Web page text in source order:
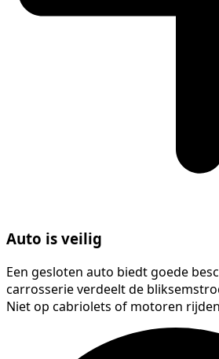
Auto is veilig
Een gesloten auto biedt goede
carrosserie verdeelt de
Niet op cabriolets of motoren